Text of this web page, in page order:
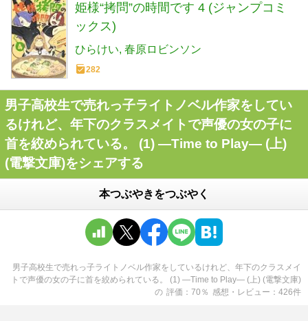
姫様“拷問”の時間です 4 (ジャンプコミ
ックス)
ひらけい 春原ロビンソン
282
男子高校生で売れっ子ライトノベル作家をしてい
るけれど、年下のクラスメイトで声優の女の子に
首を絞められている。 (1) ―Time to Play― (上)
(電撃文庫)をシェアする
本つぶやきをつぶやく
男子高校生で売れっ子ライトノベル作家をしているけれど、年下のクラスメイ
トで声優の女の子に首を絞められている。 (1) ―Time to Play― (上) (電撃文庫)
の 評価 70 ％ 感想・レビュー 426件